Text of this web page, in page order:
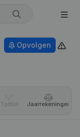
Opvolgen
Tijdlijn Jaar­rekeningen